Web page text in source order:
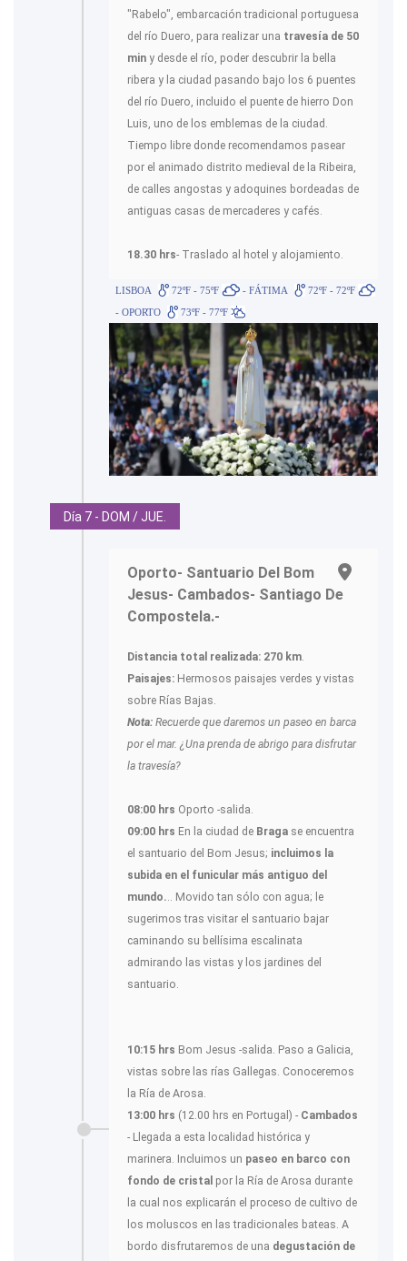
"Rabelo", embarcación tradicional portuguesa
del río Duero, para realizar una travesía de 50
min y desde el río, poder descubrir la bella
ribera y la ciudad pasando bajo los 6 puentes
del río Duero, incluido el puente de hierro Don
Luis, uno de los emblemas de la ciudad.
Tiempo libre donde recomendamos pasear
por el animado distrito medieval de la Ribeira,
de calles angostas y adoquines bordeadas de
antiguas casas de mercaderes y cafés.
18.30 hrs- Traslado al hotel y alojamiento.
LISBOA 72ºF - 75ºF - FÁTIMA
72ºF - 72ºF
- OPORTO
73ºF - 77ºF
Día 7 - DOM / JUE.
Oporto- Santuario Del Bom
Jesus- Cambados- Santiago De
Compostela.-
Distancia total realizada: 270 km.
Paisajes: Hermosos paisajes verdes y vistas
sobre Rías Bajas.
Nota: Recuerde que daremos un paseo en barca
por el mar. ¿Una prenda de abrigo para disfrutar
la travesía?
08:00 hrs Oporto -salida.
09:00 hrs En la ciudad de Braga se encuentra
el santuario del Bom Jesus; incluimos la
subida en el funicular más antiguo del
mundo... Movido tan sólo con agua; le
sugerimos tras visitar el santuario bajar
caminando su bellísima escalinata
admirando las vistas y los jardines del
santuario.
10:15 hrs Bom Jesus -salida. Paso a Galicia,
vistas sobre las rías Gallegas. Conoceremos
la Ría de Arosa.
13:00 hrs (12.00 hrs en Portugal) - Cambados
- Llegada a esta localidad histórica y
marinera. Incluimos un paseo en barco con
fondo de cristal por la Ría de Arosa durante
la cual nos explicarán el proceso de cultivo de
los moluscos en las tradicionales bateas. A
bordo disfrutaremos de una degustación de